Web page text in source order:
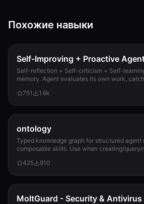
Похожие навыки
Self-Improving + Proactive
Self-reflection + Self-criticism + Self-
memory. Agent evaluates its own work,
751
1.6k
ontology
Typed knowledge graph for structured agent
composable skills. Use when creating/
425
910
MoltGuard - Security & Antivirus